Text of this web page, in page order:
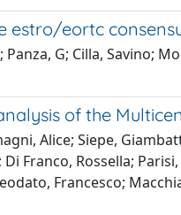
estro/eortc
G; Cilla, Savino;
of the
Alice; Siepe,
Franco, Rossella;
Francesco;